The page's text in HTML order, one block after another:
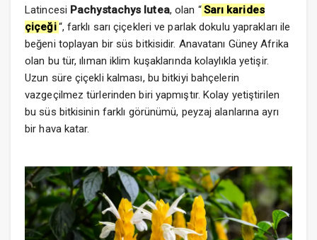
Latincesi Pachystachys lutea, olan “Sarı karides
çiçeği“, farklı sarı çiçekleri ve parlak dokulu yaprakları ile
beğeni toplayan bir süs bitkisidir. Anavatanı Güney Afrika
olan bu tür, ılıman iklim kuşaklarında kolaylıkla yetişir.
Uzun süre çiçekli kalması, bu bitkiyi bahçelerin
vazgeçilmez türlerinden biri yapmıştır. Kolay yetiştirilen
bu süs bitkisinin farklı görünümü, peyzaj alanlarına ayrı
bir hava katar.